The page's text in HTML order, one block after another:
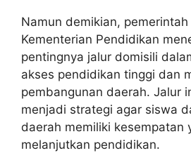
Namun demikian, pemerintah
Kementerian Pendidikan
pentingnya jalur domisili
akses pendidikan tinggi dan
pembangunan daerah. Jalur
menjadi strategi agar siswa
daerah memiliki kesempatan
melanjutkan pendidikan.